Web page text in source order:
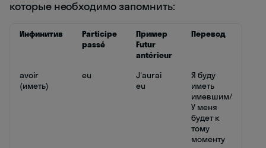
которые необходимо запомнить:
Инфинитив
Participe
passé
Пример
Futur
antérieur
Перевод
avoir
(иметь)
eu
J'aurai
eu
Я буду
иметь
имевшим/
У меня
будет к
тому
моменту